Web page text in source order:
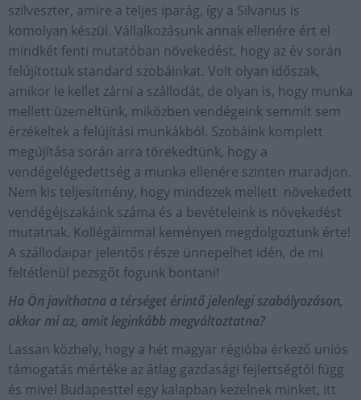
szilveszter, amire a teljes iparág, így a Silvanus is
komolyan készül. Vállalkozásunk annak ellenére ért el
mindkét fenti mutatóban növekedést, hogy az év során
felújítottuk standard szobáinkat. Volt olyan időszak,
amikor le kellet zárni a szállodát, de olyan is, hogy munka
mellett üzemeltünk, miközben vendégeink semmit sem
érzékeltek a felújítási munkákból. Szobáink komplett
megújítása során arra törekedtünk, hogy a
vendégelégedettség a munka ellenére szinten maradjon.
Nem kis teljesítmény, hogy mindezek mellett növekedett
vendégéjszakáink száma és a bevételeink is növekedést
mutatnak. Kollégáimmal keményen megdolgoztunk érte!
A szállodaipar jelentős része ünnepelhet idén, de mi
feltétlenül pezsgőt fogunk bontani!
Ha Ön javíthatna a térséget érintő jelenlegi szabályozáson,
akkor mi az, amit leginkább megváltoztatna?
Lassan közhely, hogy a hét magyar régióba érkező uniós
támogatás mértéke az átlag gazdasági fejlettségtől függ
és mivel Budapesttel egy kalapban kezelnek minket, itt